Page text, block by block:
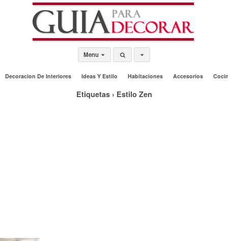
Menu
Decoracion De Interiores Ideas Y Estilo Habitaciones Accesorios
Etiquetas › Estilo Zen